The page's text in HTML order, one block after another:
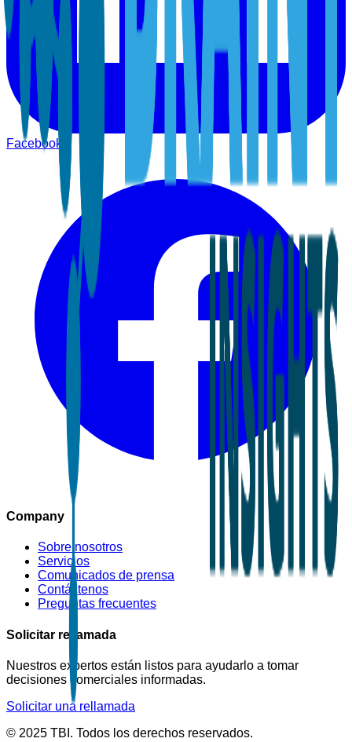
Facebook
Company
Sobre nosotros
Servicios
Comunicados de prensa
Contáctenos
Preguntas frecuentes
Solicitar rellamada
Nuestros expertos están listos para ayudarlo a tomar
decisiones comerciales informadas.
Solicitar una rellamada
© 2025 TBI. Todos los derechos reservados.